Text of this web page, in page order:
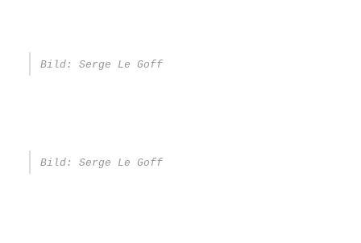
Bild: Serge Le Goff
Bild: Serge Le Goff